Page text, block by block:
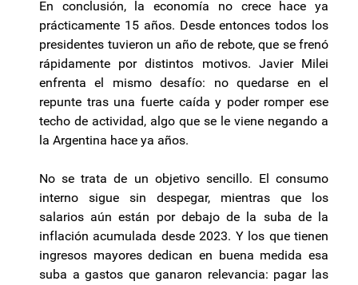
En conclusión, la economía no crece hace ya
prácticamente 15 años. Desde entonces todos los
presidentes tuvieron un año de rebote, que se frenó
rápidamente por distintos motivos. Javier Milei
enfrenta el mismo desafío: no quedarse en el
repunte tras una fuerte caída y poder romper ese
techo de actividad, algo que se le viene negando a
la Argentina hace ya años.
No se trata de un objetivo sencillo. El consumo
interno sigue sin despegar, mientras que los
salarios aún están por debajo de la suba de la
inflación acumulada desde 2023. Y los que tienen
ingresos mayores dedican en buena medida esa
suba a gastos que ganaron relevancia: pagar las